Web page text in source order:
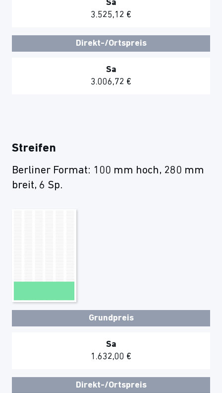
Sa
3.525,12 €
Direkt-/Ortspreis
Sa
3.006,72 €
Streifen
Berliner Format: 100 mm hoch, 280 mm
breit, 6 Sp.
Grundpreis
Sa
1.632,00 €
Direkt-/Ortspreis